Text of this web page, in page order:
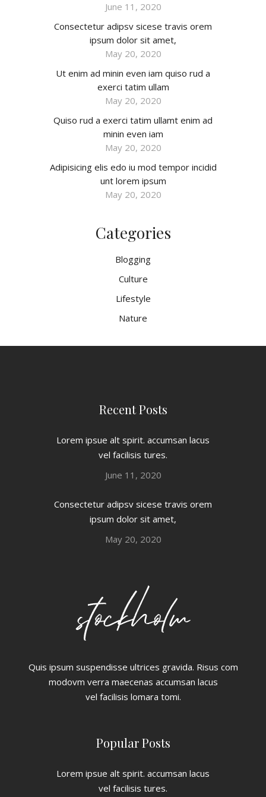
June 11, 2020
Consectetur adipsv sicese travis orem
ipsum dolor sit amet,
May 20, 2020
Ut enim ad minin even iam quiso rud a
exerci tatim ullam
May 20, 2020
Quiso rud a exerci tatim ullamt enim ad
minin even iam
May 20, 2020
Adipisicing elis edo iu mod tempor incidid
unt lorem ipsum
May 20, 2020
Categories
Blogging
Culture
Lifestyle
Nature
Recent Posts
Lorem ipsue alt spirit. accumsan lacus
vel facilisis tures.
June 11, 2020
Consectetur adipsv sicese travis orem
ipsum dolor sit amet,
May 20, 2020
Quis ipsum suspendisse ultrices gravida. Risus com
modovm verra maecenas accumsan lacus
vel facilisis lomara tomi.
Popular Posts
Lorem ipsue alt spirit. accumsan lacus
vel facilisis tures.